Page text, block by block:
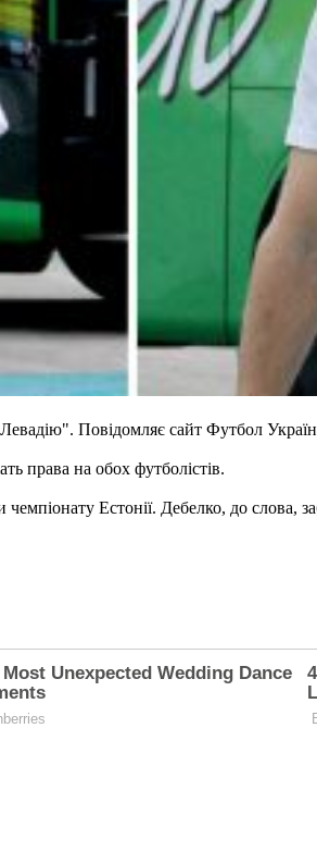
Повідомляє сайт Футбол
права на обох футболістів.
Естонії. Дебелко, до слова,